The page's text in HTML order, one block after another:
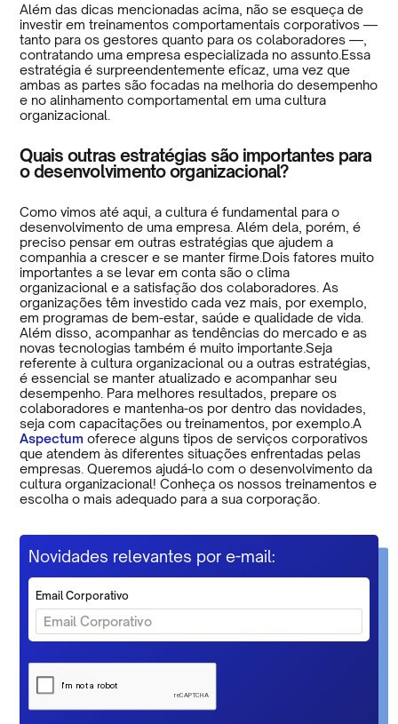
Além das dicas mencionadas acima, não se esqueça de
investir em treinamentos comportamentais corporativos —
tanto para os gestores quanto para os colaboradores —,
contratando uma empresa especializada no assunto.Essa
estratégia é surpreendentemente eficaz, uma vez que
ambas as partes são focadas na melhoria do desempenho
e no alinhamento comportamental em uma cultura
organizacional.
Quais outras estratégias são importantes para
o desenvolvimento organizacional?
Como vimos até aqui, a cultura é fundamental para o
desenvolvimento de uma empresa. Além dela, porém, é
preciso pensar em outras estratégias que ajudem a
companhia a crescer e se manter firme.Dois fatores muito
importantes a se levar em conta são o clima
organizacional e a satisfação dos colaboradores. As
organizações têm investido cada vez mais, por exemplo,
em programas de bem-estar, saúde e qualidade de vida.
Além disso, acompanhar as tendências do mercado e as
novas tecnologias também é muito importante.Seja
referente à cultura organizacional ou a outras estratégias,
é essencial se manter atualizado e acompanhar seu
desempenho. Para melhores resultados, prepare os
colaboradores e mantenha-os por dentro das novidades,
seja com capacitações ou treinamentos, por exemplo.A
Aspectum oferece alguns tipos de serviços corporativos
que atendem às diferentes situações enfrentadas pelas
empresas. Queremos ajudá-lo com o desenvolvimento da
cultura organizacional! Conheça os nossos treinamentos e
escolha o mais adequado para a sua corporação.
Novidades relevantes por e-mail:
Email Corporativo